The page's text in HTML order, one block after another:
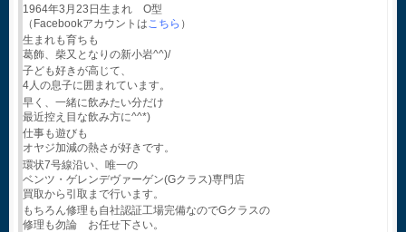
1964年3月23日生まれ O型
（Facebookアカウントは こちら ）
生まれも育ちも
葛飾、柴又となりの新小岩^^)/
子ども好きが高じて、
4人の息子に囲まれています。
早く、一緒に飲みたい分だけ
最近控え目な飲み方に^^*)
仕事も遊びも
オヤジ加減の熱さが好きです。
環状7号線沿い、唯一の
ベンツ・ゲレンデヴァーゲン(Gクラス)専門店
買取から引取まで行います。
もちろん修理も自社認証工場完備なのでGクラスの
修理も勿論 お任せ下さい。